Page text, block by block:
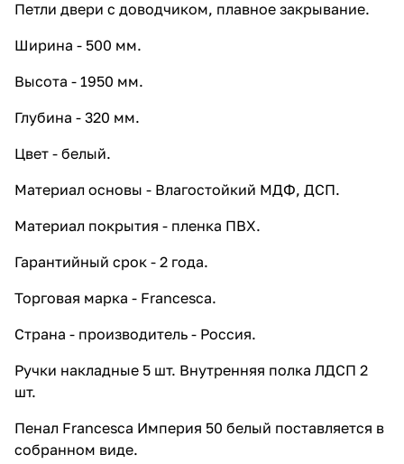
18 675 ₽ x 1 шт20 750 ₽
Империя 100-2 напольная, 2 ящика,
4 двери, белая
Тумба с раковиной Francesca
белая
23 526 ₽ x 1 шт26 140 ₽
Империя 55 напольная, с 1 ящиком,
13 455 ₽ x 1 шт 14 950 ₽
Тумба с раковиной Francesca
Империя 60 напольная, с 2
дверцами, белая
Тумба с раковиной Francesca
двери, белая
34 470 ₽ x 1 шт
Петли двери с доводчиком, плавное закрывание.
Ширина - 500 мм.
Высота - 1950 мм.
Глубина - 320 мм.
Цвет - белый.
Материал основы - Влагостойкий МДФ, ДСП.
Материал покрытия - пленка ПВХ.
Гарантийный срок - 2 года.
Торговая марка - Francesca.
Страна - производитель - Россия.
Ручки накладные 5 шт. Внутренняя полка ЛДСП 2
шт.
Пенал Francesca Империя 50 белый поставляется в
собранном виде.